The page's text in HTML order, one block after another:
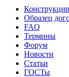
Образец
FAQ
Термины
Форум
Новости
Статьи
ГОСТы